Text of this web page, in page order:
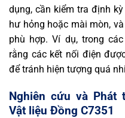
dụng, cần kiểm tra định
hư hỏng hoặc mài mòn,
phù hợp. Ví dụ, trong
rằng các kết nối điện
để tránh hiện tượng quá
Nghiên cứu và Phát
Vật liệu Đồng C7351